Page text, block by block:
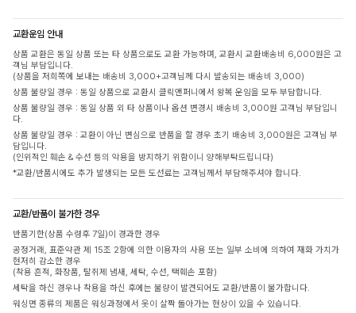
교환운임 안내
상품 교환은 동일 상품 또는 타 상품으로도 교환 가능하며, 교환시 교환배송비 6,000원은 고
객님 부담입니다.
(상품을 저희쪽에 보내는 배송비 3,000+고객님께 다시 발송되는 배송비 3,000)
상품 불량일 경우 : 동일 상품으로 교환시 클릭앤퍼니에서 왕복 운임을 모두 부담합니다.
상품 불량일 경우 : 동일 상품 외 타 상품이나 옵션 변경시 배송비 3,000원 고객님 부담입니
다.
상품 불량일 경우 : 교환이 아닌 변심으로 반품을 할 경우 초기 배송비 3,000원은 고객님 부
담입니다.
(인위적인 훼손 & 수선 등의 악용을 방지하기 위함이니 양해부탁드립니다)
*교환/반품시에도 추가 발생되는 모든 도선료는 고객님께서 부담해주셔야 합니다.
교환/반품이 불가한 경우
반품기한(상품 수령후 7일)이 경과한 경우
공정거래, 표준약관 제 15조 2항에 의한 이용자의 사용 또는 일부 소비에 의하여 재화 가치가
현저히 감소한 경우
(착용 흔적, 화장품, 탈취제 냄새, 세탁, 수선, 택훼손 포함)
세탁을 하신 경우나 착용을 하신 후에는 불량이 발견되어도 교환/반품이 불가합니다.
워싱면 종류의 제품은 워싱과정에서 옷이 살짝 돌아가는 현상이 있을 수 있습니다.